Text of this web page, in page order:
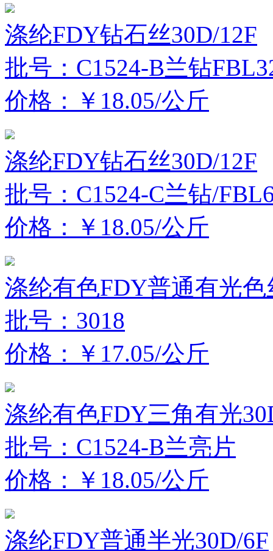
涤纶FDY钻石丝30D/12F
批号：C1524-B兰钻
价格：￥18.05/公斤
涤纶FDY钻石丝30D/12F
批号：C1524-C兰钻/
价格：￥18.05/公斤
涤纶有色FDY普通有光色
批号：3018
价格：￥17.05/公斤
涤纶有色FDY三角有光
批号：C1524-B兰亮片
价格：￥18.05/公斤
涤纶FDY普通半光30D/6F